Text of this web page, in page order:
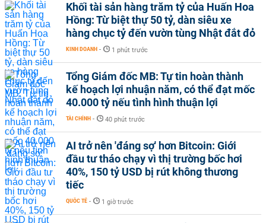
Khối tài sản hàng trăm tỷ của Huấn Hoa
Hồng: Từ biệt thự 50 tỷ, dàn siêu xe
hàng chục tỷ đến vườn tùng Nhật đắt đỏ
KINH DOANH - 1 phút trước
Tổng Giám đốc MB: Tự tin hoàn thành
kế hoạch lợi nhuận năm, có thể đạt mốc
40.000 tỷ nếu tình hình thuận lợi
TÀI CHÍNH - 40 phút trước
AI trở nên 'đáng sợ' hơn Bitcoin: Giới
đầu tư tháo chạy vì thị trường bốc hơi
40%, 150 tỷ USD bị rút không thương
tiếc
QUỐC TẾ - 1 giờ trước